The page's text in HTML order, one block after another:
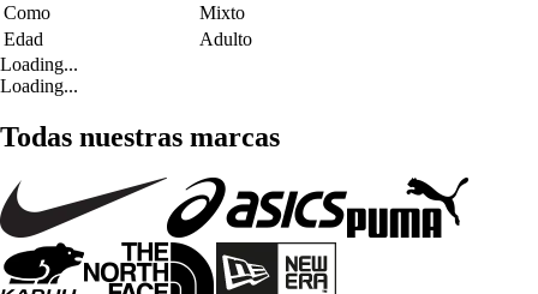
Como
Mixto
Edad
Adulto
Loading...
Loading...
Todas nuestras marcas